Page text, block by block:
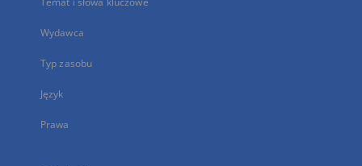
Wydawca
Typ zasobu
Język
Prawa